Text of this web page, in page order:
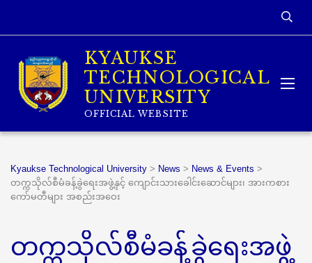
KYAUKSE
TECHNOLOGICAL
UNIVERSITY
OFFICIAL WEBSITE
Kyaukse Technological University > News > News & Events >
တက္ကသိုလ်စီမံခန့်ခွဲရေးအဖွဲ့နှင့် ကျောင်းသားခေါင်းဆောင်များ၊ အားကစား
ကော်မတီများ အစည်းအဝေး
တက္ကသိုလ်စီမံခန့်ခွဲရေးအဖွဲ့